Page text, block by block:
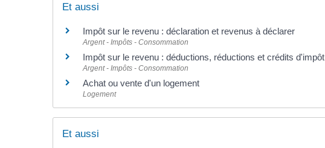
Et aussi
Impôt sur le revenu : déclaration et revenus à déclarer
Argent - Impôts - Consommation
Impôt sur le revenu : déductions, réductions et crédits d'impôt
Argent - Impôts - Consommation
Achat ou vente d'un logement
Logement
Et aussi